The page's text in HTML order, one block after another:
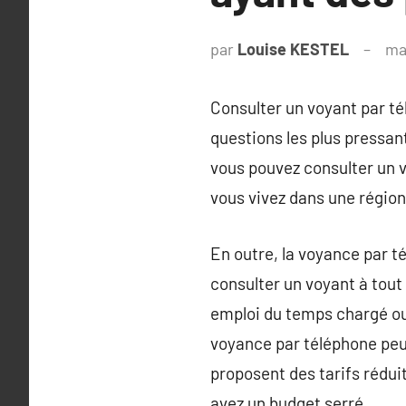
par Louise KESTEL
Consulter un voyant par
questions les plus
vous pouvez consulter un
vous vivez dans une
En outre, la voyance par
consulter un voyant à
emploi du temps chargé
voyance par téléphone
proposent des tarifs